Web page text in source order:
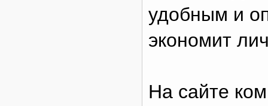
удобным и
экономит
На сайте